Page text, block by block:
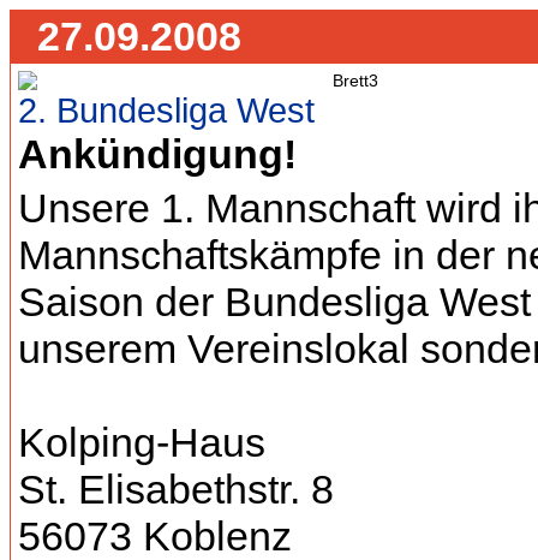
27.09.2008
2. Bundesliga West
Ankündigung!
Unsere 1. Mannschaft wird
Mannschaftskämpfe in der
Saison der Bundesliga
unserem Vereinslokal
Kolping-Haus
St. Elisabethstr. 8
56073 Koblenz